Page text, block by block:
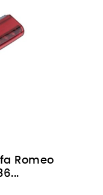
Romeo